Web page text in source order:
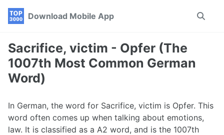
Skip
navigation
Skip
Skip
Download Mobile App
Toggle
Sacrifice, victim - Opfer (The
1007th Most Common German
Word)
In German, the word for Sacrifice, victim is Opfer. This
word often comes up when talking about emotions,
law. It is classified as a A2 word, and is the 1007th